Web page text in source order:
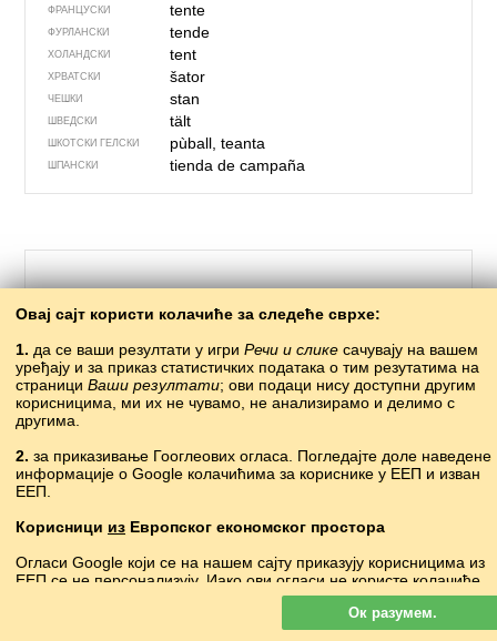
ФРАНЦУСКИ tente
ФУРЛАНСКИ tende
ХОЛАНДСКИ tent
ХРВАТСКИ šator
ЧЕШКИ stan
ШВЕДСКИ tält
ШКОТСКИ ГЕЛСКИ pùball, teanta
ШПАНСКИ tienda de campaña
370 – смучке, скије
АБАЗИНСКИ лыжа
АВАРСКИ
АПХАСКИ
БАСКИЈСКИ ?
БЕЛОРУСКИ ірты •irty
Овај сајт користи колачиће за следеће сврхе:
1. да се ваши резултати у игри Речи и слике сачувају на вашем
уређају и за приказ статистичких података о тим резутатима на
страници Ваши резултати; ови подаци нису доступни другим
корисницима, ми их не чувамо, не анализирамо и делимо с
другима.
2. за приказивање Гооглеових огласа. Погледајте доле наведене
информације о Google колачићима за кориснике у ЕЕП и изван
ЕЕП.
Корисници из Европског економског простора
Огласи Google који се на нашем сајту приказују корисницима из
ЕЕП се не персонализују. Иако ови огласи не користе колачиће
за персонализацију огласа, користе их за омогућавање
ограничавања учесталости, збирно извештавање о огласима и
борбу против преваре и злоупотребе.
Ок разумем.